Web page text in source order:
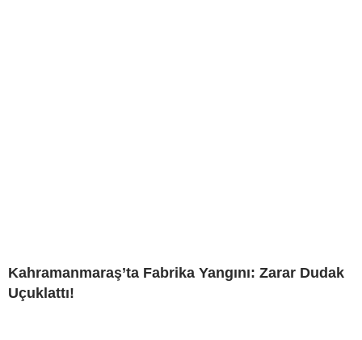
Kahramanmaraş’ta Fabrika Yangını: Zarar Dudak
Uçuklattı!